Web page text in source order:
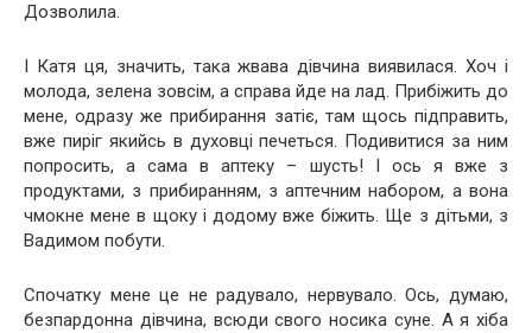
Дозволила.
І Катя ця, значить, така жвава дівчина виявилася. Хоч і
молода, зелена зовсім, а справа йде на лад. Прибіжить до
мене, одразу же прибирання затіє, там щось підправить,
вже пиріг якийсь в духовці печеться. Подивитися за ним
попросить, а сама в аптеку – шусть! І ось я вже з
продуктами, з прибиранням, з аптечним набором, а вона
чмокне мене в щоку і додому вже біжить. Ще з дітьми, з
Вадимом побути.
Спочатку мене це не радувало, нервувало. Ось, думаю,
безпардонна дівчина, всюди свого носика суне. А я хіба